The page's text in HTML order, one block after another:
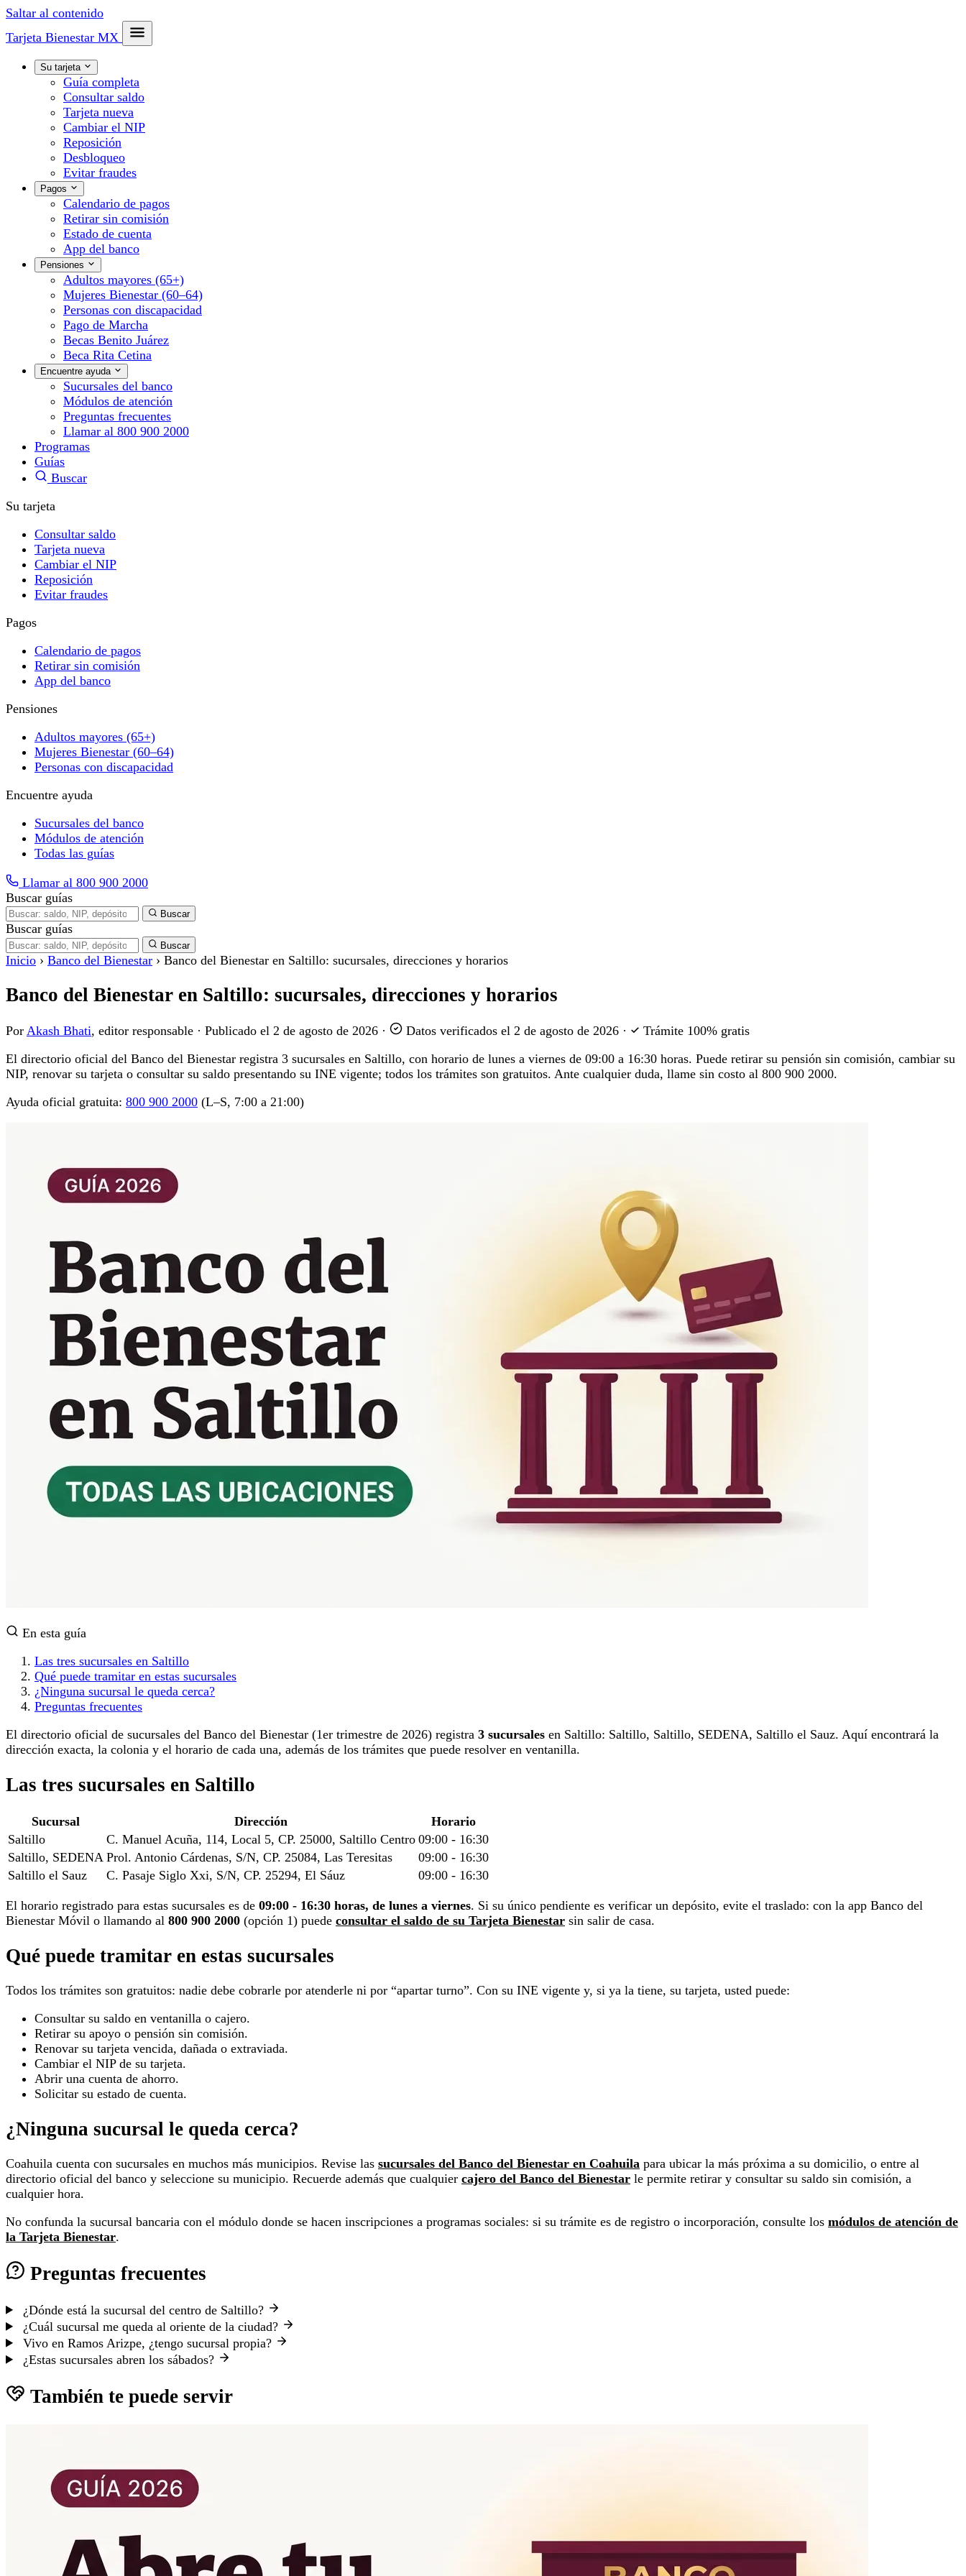
Saltar al contenido
Tarjeta Bienestar MX
Su tarjeta
Guía completa
Consultar saldo
Tarjeta nueva
Cambiar el NIP
Reposición
Desbloqueo
Evitar fraudes
Pagos
Calendario de pagos
Retirar sin comisión
Estado de cuenta
App del banco
Pensiones
Adultos mayores (65+)
Mujeres Bienestar (60–64)
Personas con discapacidad
Pago de Marcha
Becas Benito Juárez
Beca Rita Cetina
Encuentre ayuda
Sucursales del banco
Módulos de atención
Preguntas frecuentes
Llamar al 800 900 2000
Programas
Guías
Buscar
Su tarjeta
Consultar saldo
Tarjeta nueva
Cambiar el NIP
Reposición
Evitar fraudes
Pagos
Calendario de pagos
Retirar sin comisión
App del banco
Pensiones
Adultos mayores (65+)
Mujeres Bienestar (60–64)
Personas con discapacidad
Encuentre ayuda
Sucursales del banco
Módulos de atención
Todas las guías
Llamar al 800 900 2000
Buscar guías
Buscar
Buscar guías
Buscar
Inicio › Banco del Bienestar › Banco del Bienestar en Saltillo: sucursales, direcciones y horarios
Banco del Bienestar en Saltillo: sucursales, direcciones y horarios
Por Akash Bhati, editor responsable · Publicado el 2 de agosto de 2026 · Datos verificados el 2 de agosto de 2026 ·
Trámite 100% gratis
El directorio oficial del Banco del Bienestar registra 3 sucursales en Saltillo, con horario de lunes a viernes de 09:00 a 16:30 horas. Puede retirar su pensión sin comisión, cambiar su
NIP, renovar su tarjeta o consultar su saldo presentando su INE vigente; todos los trámites son gratuitos. Ante cualquier duda, llame sin costo al 800 900 2000.
Ayuda oficial gratuita: 800 900 2000 (L–S, 7:00 a 21:00)
En esta guía
Las tres sucursales en Saltillo
Qué puede tramitar en estas sucursales
¿Ninguna sucursal le queda cerca?
Preguntas frecuentes
El directorio oficial de sucursales del Banco del Bienestar (1er trimestre de 2026) registra 3 sucursales en Saltillo: Saltillo, Saltillo, SEDENA, Saltillo el Sauz. Aquí encontrará la
dirección exacta, la colonia y el horario de cada una, además de los trámites que puede resolver en ventanilla.
Las tres sucursales en Saltillo
Sucursal Dirección
Horario
Saltillo
C. Manuel Acuña, 114, Local 5, CP. 25000, Saltillo Centro 09:00 - 16:30
Saltillo, SEDENA Prol. Antonio Cárdenas, S/N, CP. 25084, Las Teresitas
09:00 - 16:30
Saltillo el Sauz
C. Pasaje Siglo Xxi, S/N, CP. 25294, El Sáuz 09:00 - 16:30
El horario registrado para estas sucursales es de 09:00 - 16:30 horas, de lunes a viernes. Si su único pendiente es verificar un depósito, evite el traslado: con la app Banco del
Bienestar Móvil o llamando al 800 900 2000 (opción 1) puede consultar el saldo de su Tarjeta Bienestar sin salir de casa.
Qué puede tramitar en estas sucursales
Todos los trámites son gratuitos: nadie debe cobrarle por atenderle ni por “apartar turno”. Con su INE vigente y, si ya la tiene, su tarjeta, usted puede:
Consultar su saldo en ventanilla o cajero.
Retirar su apoyo o pensión sin comisión.
Renovar su tarjeta vencida, dañada o extraviada.
Cambiar el NIP de su tarjeta.
Abrir una cuenta de ahorro.
Solicitar su estado de cuenta.
¿Ninguna sucursal le queda cerca?
Coahuila cuenta con sucursales en muchos más municipios. Revise las sucursales del Banco del Bienestar en Coahuila para ubicar la más próxima a su domicilio, o entre al
directorio oficial del banco y seleccione su municipio. Recuerde además que cualquier cajero del Banco del Bienestar le permite retirar y consultar su saldo sin comisión, a
cualquier hora.
No confunda la sucursal bancaria con el módulo donde se hacen inscripciones a programas sociales: si su trámite es de registro o incorporación, consulte los módulos de atención de
la Tarjeta Bienestar.
Preguntas frecuentes
¿Dónde está la sucursal del centro de Saltillo?
¿Cuál sucursal me queda al oriente de la ciudad?
Vivo en Ramos Arizpe, ¿tengo sucursal propia?
¿Estas sucursales abren los sábados?
También te puede servir